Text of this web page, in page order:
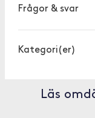
Frågor & svar
Kategori(er)
Läs